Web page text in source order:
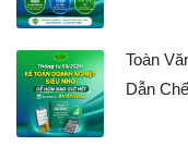
Toàn
Dẫn